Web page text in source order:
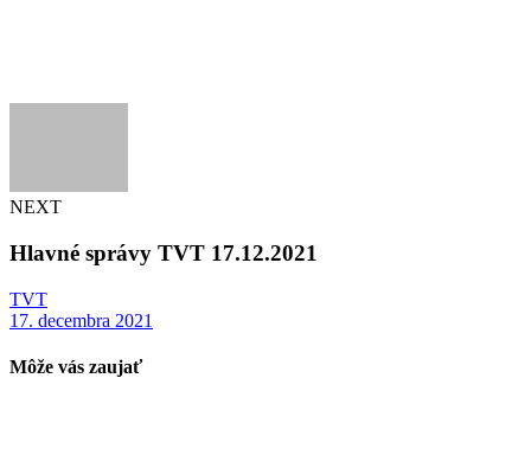
NEXT
Hlavné správy TVT 17.12.2021
TVT
17. decembra 2021
Môže vás zaujať